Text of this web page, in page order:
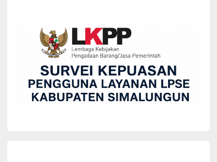
DPRD Simalungun Sampaikan Rekomendasi
Terhadap LKPj Bupati Simalungun Tahun 2025
Wida Tarigan June 10, 2026
DPRD Simalungun menggelar Sidang Paripurna dengan agenda